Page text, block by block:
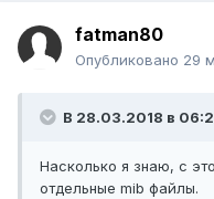
fatman80
Опубликовано 29
В 28.03.2018 в
Насколько я знаю, с
отдельные mib файлы.